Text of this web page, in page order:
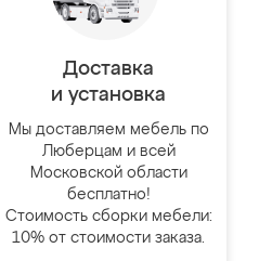
Доставка
и установка
Мы доставляем мебель по
Люберцам и всей
Московской области
бесплатно!
Стоимость сборки мебели:
10% от стоимости заказа.